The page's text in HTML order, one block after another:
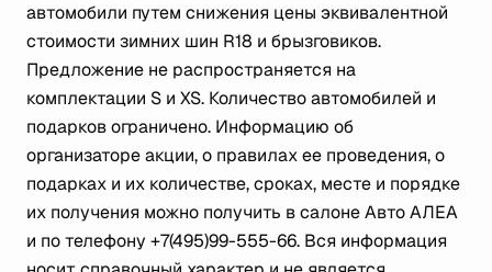
автомобили путем снижения цены эквивалентной
стоимости зимних шин R18 и брызговиков.
Предложение не распространяется на
комплектации S и XS. Количество автомобилей и
подарков ограничено. Информацию об
организаторе акции, о правилах ее проведения, о
подарках и их количестве, сроках, месте и порядке
их получения можно получить в салоне Авто АЛЕА
и по телефону +7(495)99-555-66. Вся информация